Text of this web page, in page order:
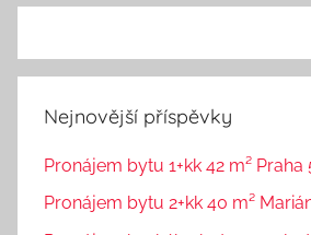
Nejnovější příspěvky
Pronájem bytu 1+kk 42 m² Praha
Pronájem bytu 2+kk 40 m²